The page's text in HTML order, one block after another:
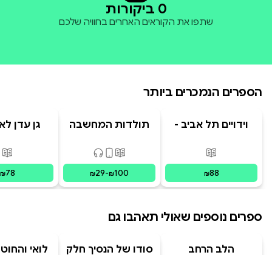
0 ביקורות
שתפו את הקוראים האחרים בחוויה שלכם
הספרים הנמכרים ביותר
וידויים תל אביב -
פורמטים זמינים
מודפס
₪88
תולדות המחשבה
פורמטים זמינים
מודפס,
₪29-₪100
גן עדן
₪78
ספרים נוספים שאולי תאהבו גם
הלב הרחב
סודו של הנסיך חלק
לואי